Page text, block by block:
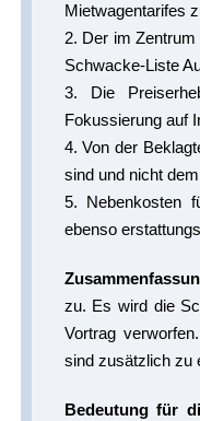
Mietwagentarifes
2. Der im
Schwacke-Liste
3. Die
Fokussierung auf
4. Von der
sind und nicht
5. Nebenkosten
ebenso
zu. Es wird die
Vortrag
sind zusätzlich zu
Bedeutung für